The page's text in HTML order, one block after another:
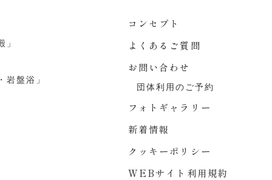
」
岩盤浴」
コンセプト
よくあるご質問
お問い合わせ
団体利用のご予約
フォトギャラリー
新着情報
クッキーポリシー
WEBサイト利用規約